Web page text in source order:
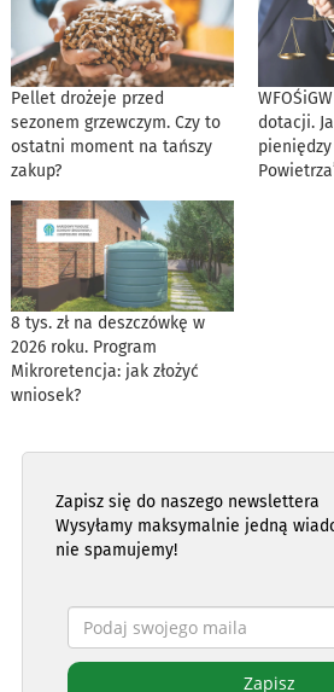
Pellet drożeje przed
sezonem grzewczym. Czy to
ostatni moment na tańszy
zakup?
dotacji.
pieniędzy
8 tys. zł na deszczówkę w
2026 roku. Program
Mikroretencja: jak złożyć
wniosek?
Zapisz się do naszego newslettera
Wysyłamy maksymalnie jedną
nie spamujemy!